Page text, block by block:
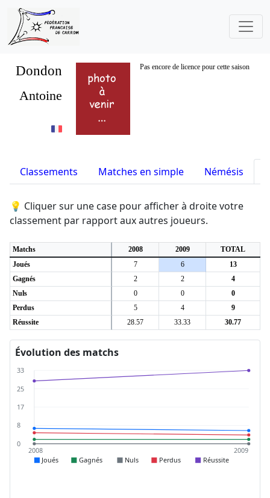
Dondon Pas encore de licence pour cette saison
Antoine
Classements Matches en simple Némésis
💡 Cliquer sur une case pour afficher à droite votre
classement par rapport aux autres joueurs.
Matchs 2008 2009
TOTAL
Joués
7 6
13
Gagnés
2 2
4
Nuls
0 0
0
Perdus
5 4
9
Réussite
28.57 33.33 30.77
Évolution des matchs
33
25
17
8
0
2008 2009
Joués Gagnés Nuls Perdus Réussite